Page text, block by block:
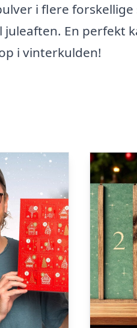
i flere
En perfekt
i vinterkulden!